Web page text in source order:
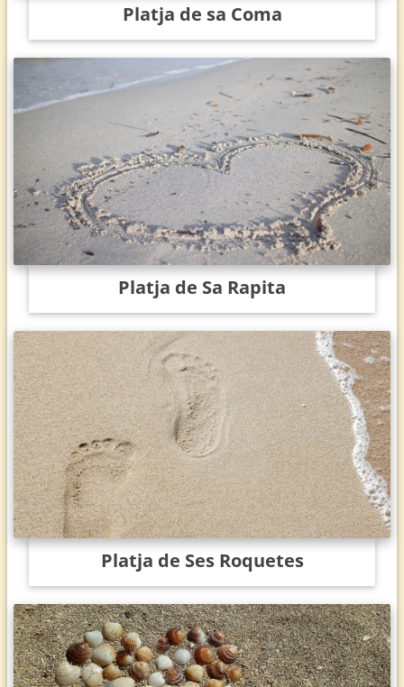
Platja de sa Coma
Platja de Sa Rapita
Platja de Ses Roquetes